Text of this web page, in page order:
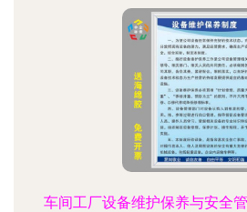
车间工厂设备维护保养与安全